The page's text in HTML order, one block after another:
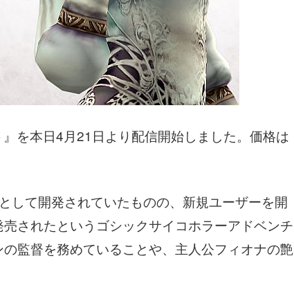
を本日4月21日より配信開始しました。価格は
して開発されていたものの、新規ユーザーを開
されたというゴシックサイコホラーアドベンチ
監督を務めていることや、主人公フィオナの艶